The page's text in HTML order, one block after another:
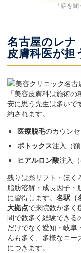
「話を
名古屋のレ
皮膚科医が担
「美容皮膚科は施術
安に思う先生は多いで
約されます。
医療脱毛のカウン
ボトックス注入（
ヒアルロン酸注入
残りは糸リフト・ほく
脂肪溶解・成長因子・
に習得します。 名駅（
大拠点で来院数が多く
間で数多く経験できる
だけでなく愛知・岐阜
んも多く、多様なニ
につきます。